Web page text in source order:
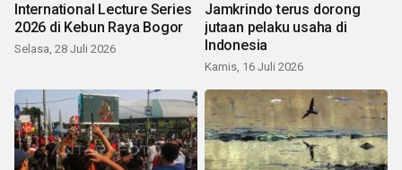
International Lecture Series
2026 di Kebun Raya Bogor
Selasa, 28 Juli 2026
Jamkrindo terus dorong
jutaan pelaku usaha di
Indonesia
Kamis, 16 Juli 2026